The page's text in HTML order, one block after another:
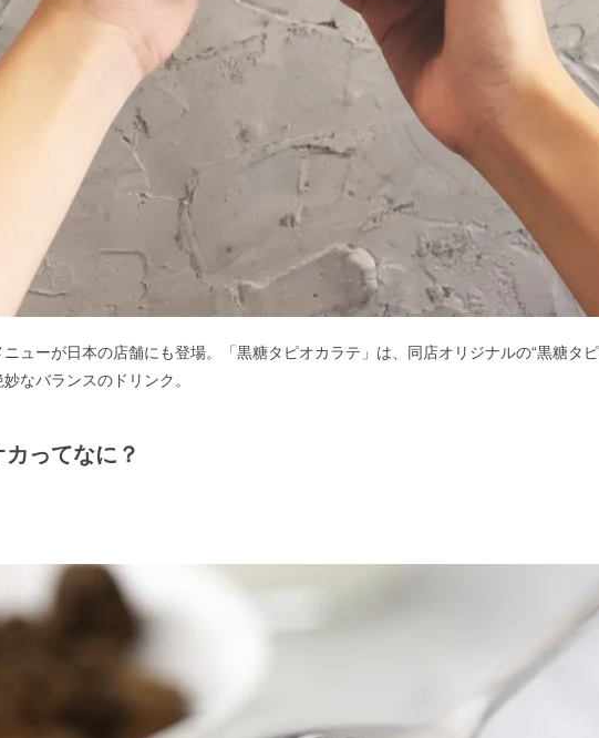
ューが日本の店舗にも登場。「黒糖タピオカラテ」は、同店オリジナルの“黒糖タ
なバランスのドリンク。
ってなに？